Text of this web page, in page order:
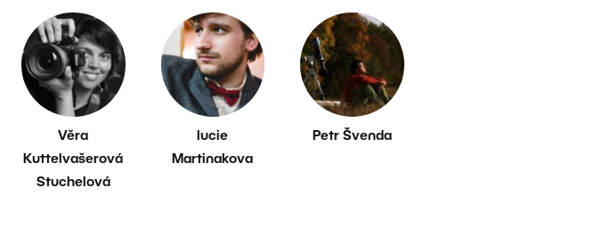
Věra
Kuttelvašerová
Stuchelová
lucie
Martinakova
Petr Švenda